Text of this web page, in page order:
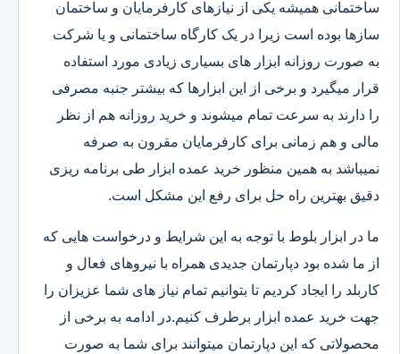
ساختمانی همیشه یکی از نیازهای کارفرمایان و ساختمان
سازها بوده است زیرا در یک کارگاه ساختمانی و یا شرکت
به صورت روزانه ابزار های بسیاری زیادی مورد استفاده
قرار میگیرد و برخی از این ابزارها که بیشتر جنبه مصرفی
را دارند به سرعت تمام میشوند و خرید روزانه هم از نظر
مالی و هم زمانی برای کارفرمایان مقرون به صرفه
نمیباشد به همین منظور خرید عمده ابزار طی برنامه ریزی
دقیق بهترین راه حل برای رفع این مشکل است.
ما در ابزار بلوط با توجه به این شرایط و درخواست هایی که
از ما شده بود دپارتمان جدیدی همراه با نیروهای فعال و
کاربلد را ایجاد کردیم تا بتوانیم تمام نیاز های شما عزیزان را
جهت خرید عمده ابزار برطرف کنیم.در ادامه به برخی از
محصولاتی که این دپارتمان میتوانند برای شما به صورت